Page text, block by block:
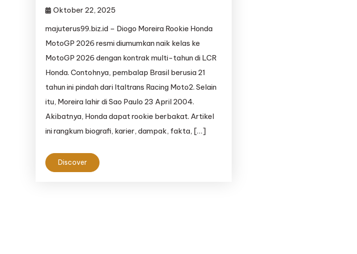
Oktober 22, 2025
majuterus99.biz.id – Diogo Moreira Rookie Honda
MotoGP 2026 resmi diumumkan naik kelas ke
MotoGP 2026 dengan kontrak multi-tahun di LCR
Honda. Contohnya, pembalap Brasil berusia 21
tahun ini pindah dari Italtrans Racing Moto2. Selain
itu, Moreira lahir di Sao Paulo 23 April 2004.
Akibatnya, Honda dapat rookie berbakat. Artikel
ini rangkum biografi, karier, dampak, fakta, […]
Discover